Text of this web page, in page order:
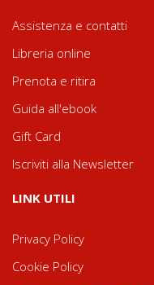
Assistenza e contatti
Libreria online
Prenota e ritira
Guida all'ebook
Gift Card
Iscriviti alla Newsletter
LINK UTILI
Privacy Policy
Cookie Policy